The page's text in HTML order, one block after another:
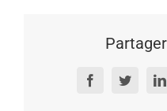
FacebookTwitter